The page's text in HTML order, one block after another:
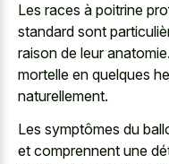
Les races à poitrine
standard sont
raison de leur
mortelle en quelques
naturellement.
Les symptômes du
et comprennent une